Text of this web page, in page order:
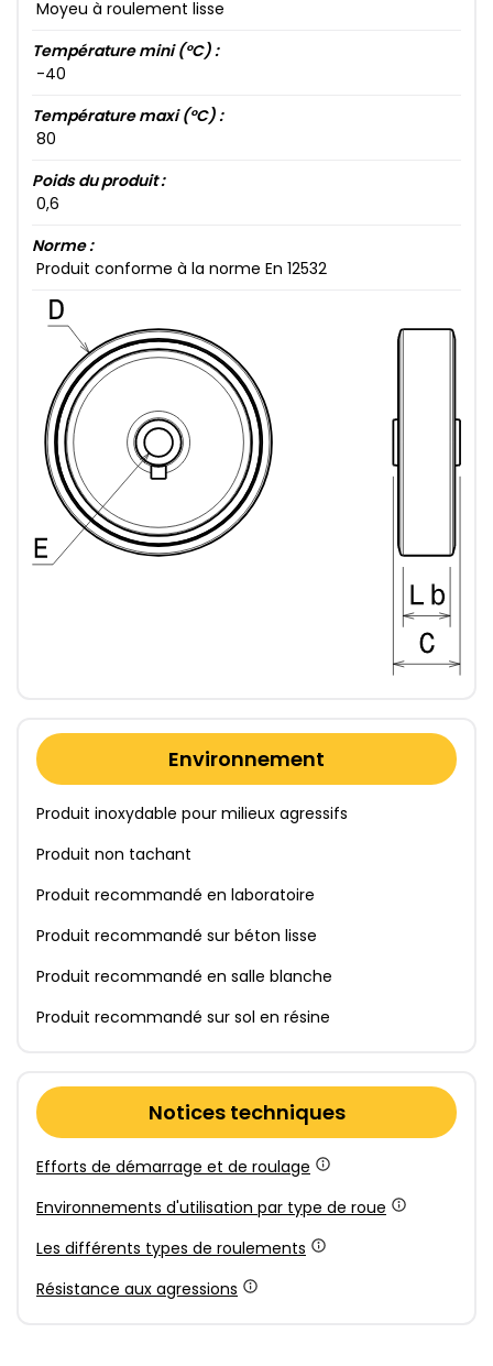
Moyeu à roulement lisse
Température mini (°C) :
-40​
Température maxi (°C) :
80​
Poids du produit :
0​,6​
Norme :
Produit conforme à la norme En 12532
Environnement
Produit inoxydable pour milieux agressifs
Produit non tachant
Produit recommandé en laboratoire
Produit recommandé sur béton lisse
Produit recommandé en salle blanche
Produit recommandé sur sol en résine
Notices techniques
Efforts de démarrage et de roulage
Environnements d'utilisation par type de roue
Les différents types de roulements
Résistance aux agressions